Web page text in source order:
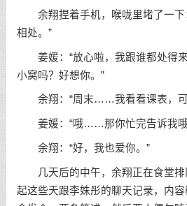
余翔捏着手机，喉咙里堵了一下
相处。”
姜媛：“放心啦，我跟谁都处得来
小窝吗？好想你。”
余翔：“周末……我看看课表，可
姜媛：“哦……那你忙完告诉我哦
余翔：“好，我也爱你。”
几天后的中午，余翔正在食堂排
起这些天跟李姝彤的聊天记录，内